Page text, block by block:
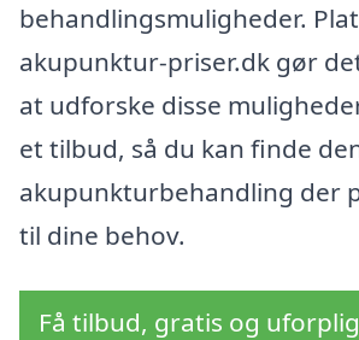
behandlingsmuligheder.
akupunktur-priser.dk gør
at udforske disse
et tilbud, så du kan finde
akupunkturbehandling der
til dine behov.
Få tilbud, gratis og